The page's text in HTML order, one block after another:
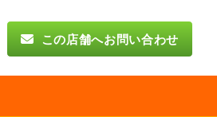
この店舗へお問い合わせ